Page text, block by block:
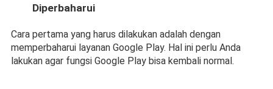
Diperbaharui
Cara pertama yang harus dilakukan adalah dengan
memperbaharui layanan Google Play. Hal ini perlu Anda
lakukan agar fungsi Google Play bisa kembali normal.